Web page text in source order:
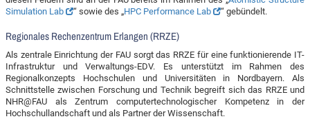
Simulation Lab
“ sowie des „HPC Performance Lab “ gebündelt.
Regionales Rechenzentrum Erlangen (RRZE)
Als zentrale Einrichtung der FAU sorgt das RRZE für eine funktionierende IT-
Infrastruktur und Verwaltungs-EDV. Es unterstützt im Rahmen des
Regionalkonzepts Hochschulen und Universitäten in Nordbayern. Als
Schnittstelle zwischen Forschung und Technik begreift sich das RRZE und
NHR@FAU als Zentrum computertechnologischer Kompetenz in der
Hochschullandschaft und als Partner der Wissenschaft.